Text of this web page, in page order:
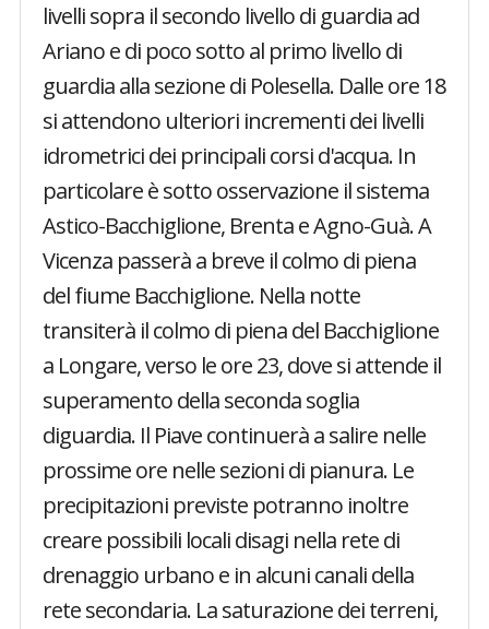
livelli sopra il secondo livello di guardia ad
Ariano e di poco sotto al primo livello di
guardia alla sezione di Polesella. Dalle ore 18
si attendono ulteriori incrementi dei livelli
idrometrici dei principali corsi d'acqua. In
particolare è sotto osservazione il sistema
Astico-Bacchiglione, Brenta e Agno-Guà. A
Vicenza passerà a breve il colmo di piena
del fiume Bacchiglione. Nella notte
transiterà il colmo di piena del Bacchiglione
a Longare, verso le ore 23, dove si attende il
superamento della seconda soglia
diguardia. Il Piave continuerà a salire nelle
prossime ore nelle sezioni di pianura. Le
precipitazioni previste potranno inoltre
creare possibili locali disagi nella rete di
drenaggio urbano e in alcuni canali della
rete secondaria. La saturazione dei terreni,